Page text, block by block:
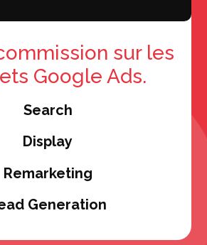
sur les
Google Ads.
Search
Display
Remarketing
Generation